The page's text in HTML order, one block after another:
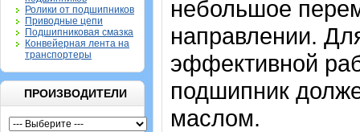
Ролики от подшипников
Приводные цепи
Подшипниковая смазка
Конвейерная лента на
транспортеры
ПРОИЗВОДИТЕЛИ
небольшое
направлении.
эффективной
подшипник
маслом.